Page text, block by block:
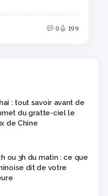
0 199
: tout savoir avant de
du gratte-ciel le
de Chine
ou 3h du matin : ce que
dit de votre